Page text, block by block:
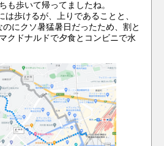
も歩いて帰ってましたね。
は歩けるが、上りであることと、
にクソ暑猛暑日だったため、割と
クドナルドで夕食とコンビニで水